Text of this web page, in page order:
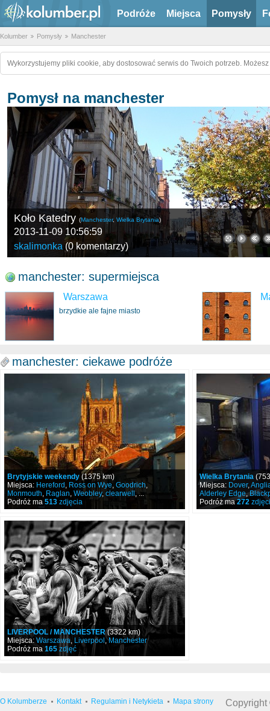
Podróże Miejsca Pomysły
Kolumber Pomysły Manchester
Wykorzystujemy pliki cookie, aby dostosować serwis do Twoich potrzeb.
Pomysł na manchester
Koło Katedry (Manchester, Wielka Brytania)
2013-11-09 10:56:59
skalimonka (0 komentarzy)
manchester: supermiejsca
Warszawa
brzydkie ale fajne miasto
manchester: ciekawe podróże
Brytyjskie weekendy (1375 km)
Miejsca: Hereford , Ross on Wye, Goodrich,
Monmouth, Raglan, Weobley, clearwell, ...
Podróż ma513 zdjęcia
Wielka Brytania
Miejsca: Dover,
Alderley Edge,
Podróż ma272
LIVERPOOL / MANCHESTER(3322 km)
Miejsca: Warszawa, Liverpool ,Manchester
Podróż ma 165 zdjęć
O Kolumberze Kontakt Regulamin i Netykieta Mapa strony